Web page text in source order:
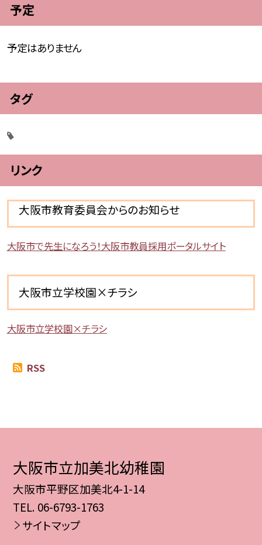
予定
予定はありません
タグ
リンク
大阪市教育委員会からのお知らせ
大阪市で先生になろう！大阪市教員採用ポータルサイト
大阪市立学校園×チラシ
大阪市立学校園×チラシ
RSS
大阪市立加美北幼稚園
大阪市平野区加美北4-1-14
TEL. 06-6793-1763
サイトマップ